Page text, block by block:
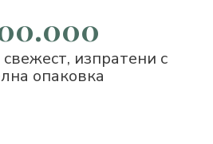
изпратени с
опаковка